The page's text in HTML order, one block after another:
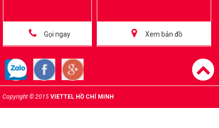
Gọi ngay Xem bản đồ
Copyright © 2015 VIETTEL HỒ CHÍ MINH